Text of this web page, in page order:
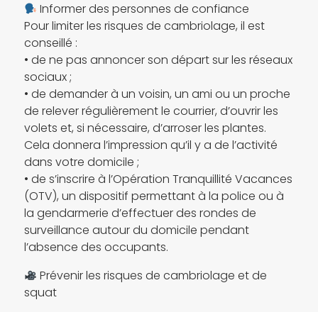
Informer des personnes de confiance
Pour limiter les risques de cambriolage, il est
conseillé :
• de ne pas annoncer son départ sur les réseaux
sociaux ;
• de demander à un voisin, un ami ou un proche
de relever régulièrement le courrier, d’ouvrir les
volets et, si nécessaire, d’arroser les plantes.
Cela donnera l’impression qu’il y a de l’activité
dans votre domicile ;
• de s’inscrire à l’Opération Tranquillité Vacances
(OTV), un dispositif permettant à la police ou à
la gendarmerie d’effectuer des rondes de
surveillance autour du domicile pendant
l’absence des occupants.
Prévenir les risques de cambriolage et de
squat